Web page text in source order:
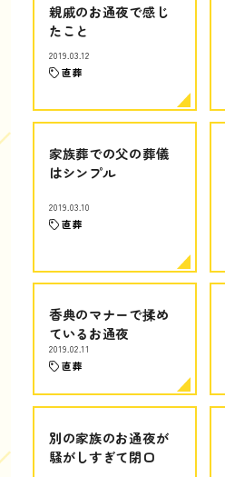
親戚のお通夜で感じ
たこと
2019.03.12
直葬
家族葬での父の葬儀
はシンプル
2019.03.10
直葬
香典のマナーで揉め
ているお通夜
2019.02.11
直葬
別の家族のお通夜が
騒がしすぎて閉口